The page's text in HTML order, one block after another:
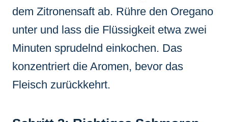
dem Zitronensaft ab. Rühre den Oregano
unter und lass die Flüssigkeit etwa zwei
Minuten sprudelnd einkochen. Das
konzentriert die Aromen, bevor das
Fleisch zurückkehrt.